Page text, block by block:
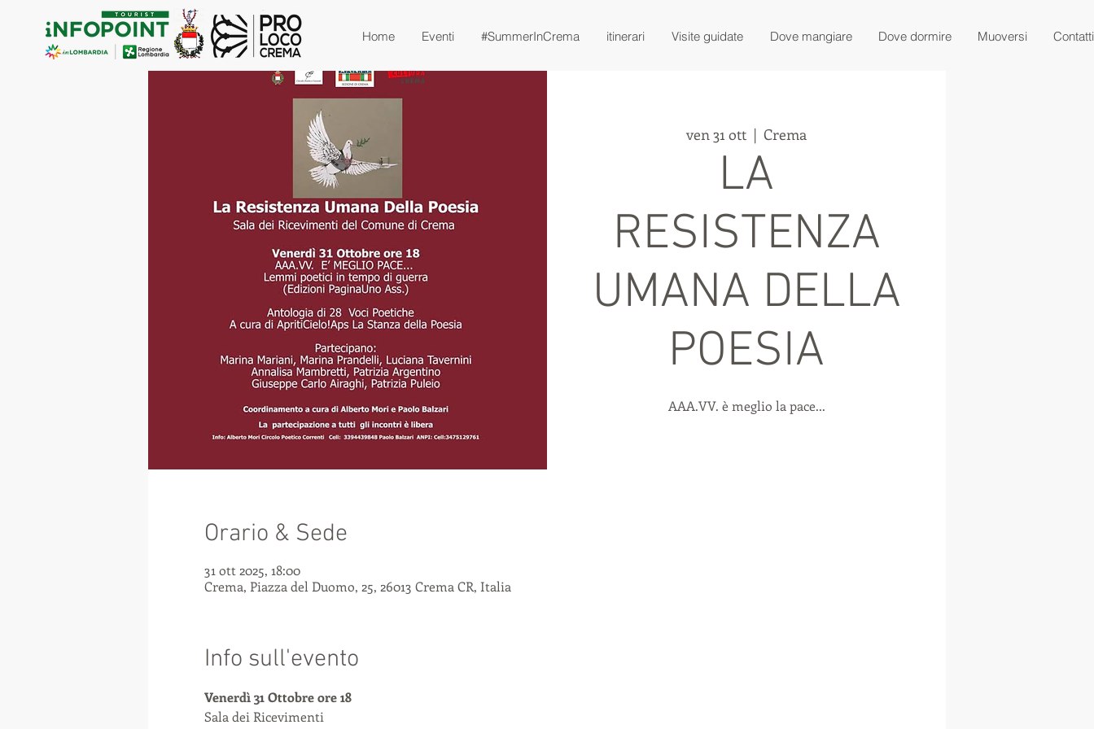
Home Eventi #SummerInCrema itinerari Visite guidate Dove mangiare Dove dormire Muoversi Contatti
ven 31 ott
  |
Crema
LA
RESISTENZA
UMANA DELLA
POESIA
AAA.VV. è meglio la pace...
Orario & Sede
31 ott 2025, 18:00
Crema, Piazza del Duomo, 25, 26013 Crema CR, Italia
Info sull'evento
Venerdì 31 Ottobre ore 18
Sala dei Ricevimenti